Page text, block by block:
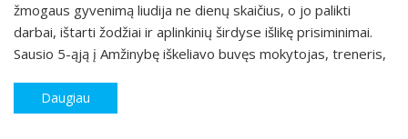
žmogaus gyvenimą liudija ne dienų skaičius, o jo palikti
darbai, ištarti žodžiai ir aplinkinių širdyse išlikę prisiminimai.
Sausio 5-ąją į Amžinybę iškeliavo buvęs mokytojas, treneris,
Daugiau